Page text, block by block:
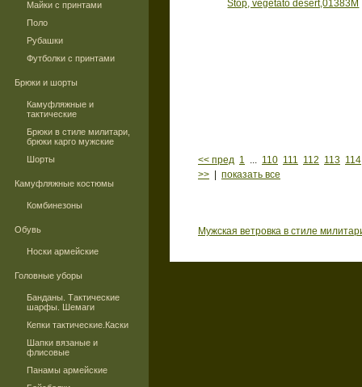
Майки с принтами
Поло
Рубашки
Футболки с принтами
Брюки и шорты
Камуфляжные и
тактические
Брюки в стиле милитари,
брюки карго мужские
Шорты
Камуфляжные костюмы
Комбинезоны
Обувь
Носки армейские
Головные уборы
Банданы. Тактические
шарфы. Шемаги
Кепки тактические.Каски
Шапки вязаные и
флисовые
Панамы армейские
<< пред 1 ... 110 111 112 113 114
>>
показать все
Мужская ветровка в стиле